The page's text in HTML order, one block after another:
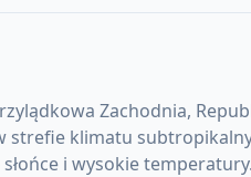
Zachodnia,
strefie klimatu
i wysokie